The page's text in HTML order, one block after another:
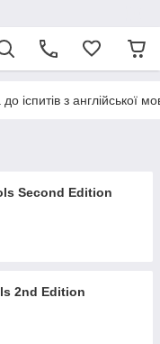
до іспитів з англійської
Second Edition
2nd Edition